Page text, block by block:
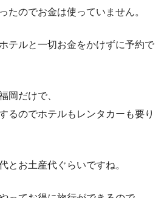
たのでお金は使っていません。
テルと一切お金をかけずに予約で
岡だけで、
るのでホテルもレンタカーも要り
とお土産代ぐらいですね。